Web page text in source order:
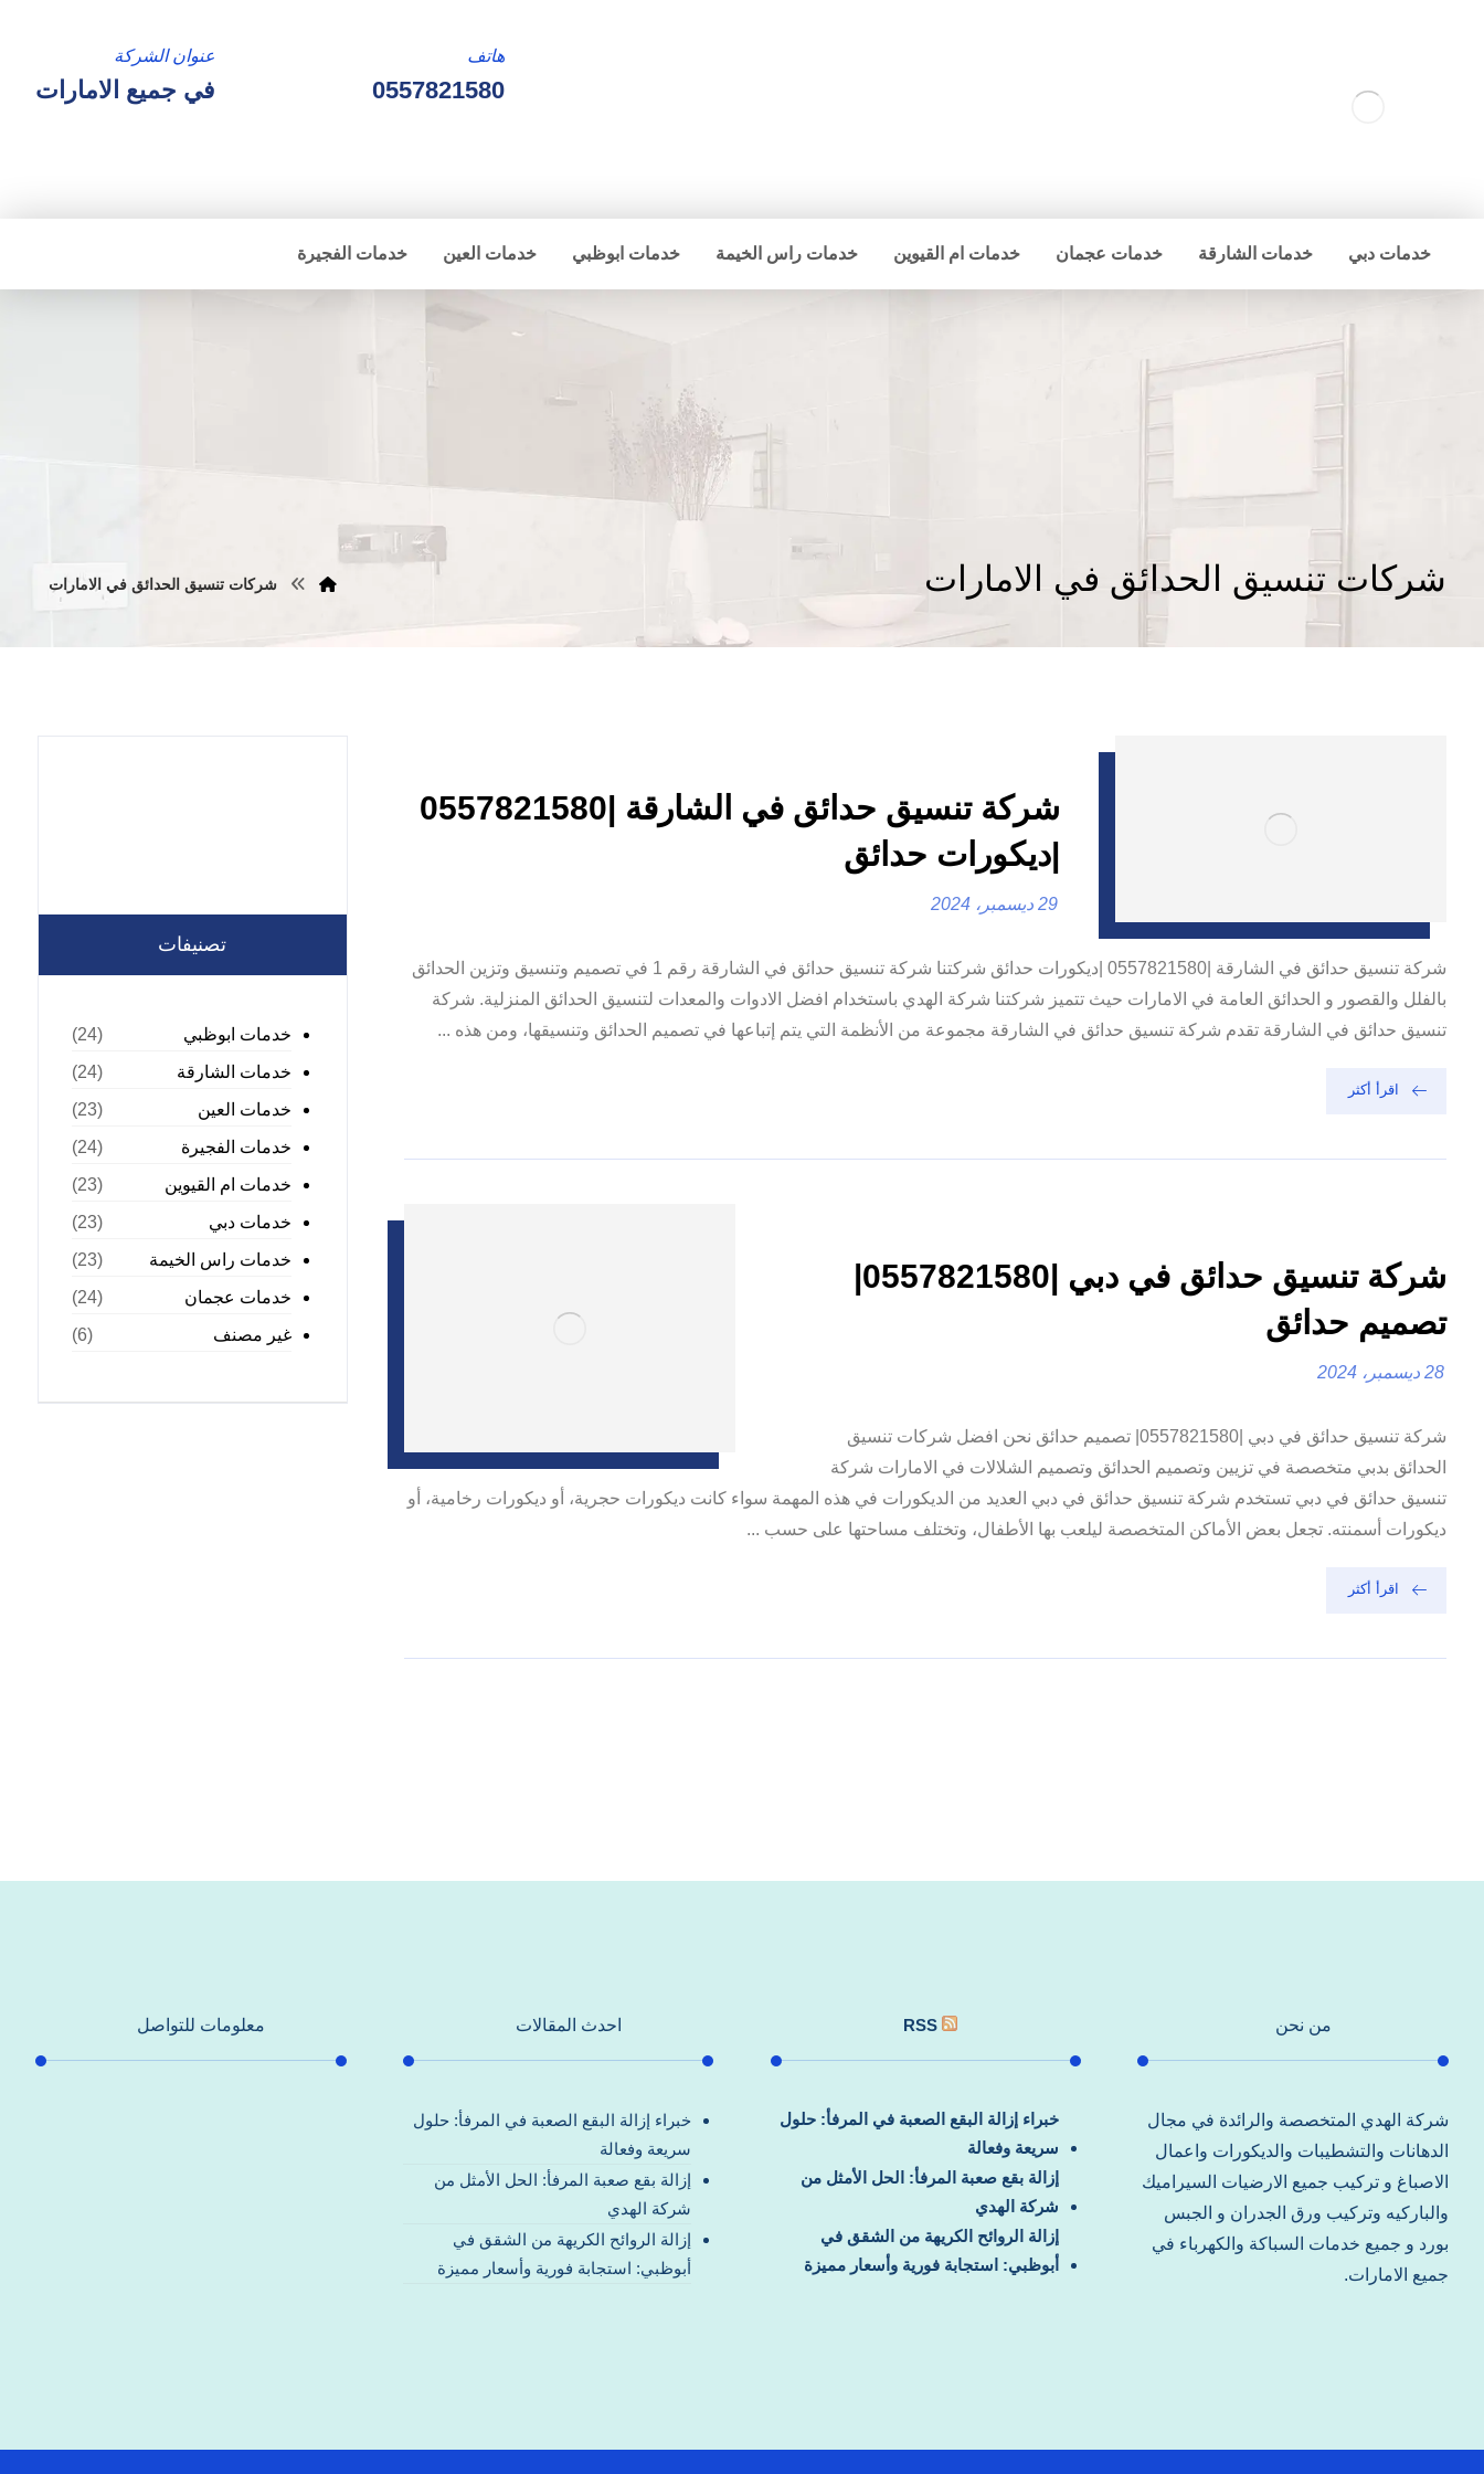
عنوان الشركة
في جميع الامارات
هاتف
0557821580
خدمات دبي خدمات الشارقة خدمات عجمان خدمات ام القيوين خدمات راس الخيمة خدمات ابوظبي خدمات العين خدمات الفجيرة
شركات تنسيق الحدائق في الامارات شركات تنسيق الحدائق في الامارات
شركة تنسيق حدائق في الشارقة |0557821580
|ديكورات حدائق
29 ديسمبر، 2024
شركة تنسيق حدائق في الشارقة |0557821580 |ديكورات حدائق شركتنا شركة تنسيق حدائق في الشارقة رقم 1 في تصميم وتنسيق وتزين الحدائق
بالفلل والقصور و الحدائق العامة في الامارات حيث تتميز شركتنا شركة الهدي باستخدام افضل الادوات والمعدات لتنسيق الحدائق المنزلية. شركة
تنسيق حدائق في الشارقة تقدم شركة تنسيق حدائق في الشارقة مجموعة من الأنظمة التي يتم إتباعها في تصميم الحدائق وتنسيقها، ومن هذه ...
اقرأ أكثر
شركة تنسيق حدائق في دبي |0557821580|
تصميم حدائق
28 ديسمبر، 2024
شركة تنسيق حدائق في دبي |0557821580| تصميم حدائق نحن افضل شركات تنسيق
الحدائق بدبي متخصصة في تزيين وتصميم الحدائق وتصميم الشلالات في الامارات شركة
تنسيق حدائق في دبي تستخدم شركة تنسيق حدائق في دبي العديد من الديكورات في هذه المهمة سواء كانت ديكورات حجرية، أو ديكورات رخامية، أو
ديكورات أسمنته. تجعل بعض الأماكن المتخصصة ليلعب بها الأطفال، وتختلف مساحتها على حسب ...
اقرأ أكثر
تصنيفات
خدمات ابوظبي
(24)
خدمات الشارقة
(24)
خدمات العين
(23)
خدمات الفجيرة
(24)
خدمات ام القيوين
(23)
خدمات دبي
(23)
خدمات راس الخيمة
(23)
خدمات عجمان
(24)
غير مصنف
(6)
من نحن
شركة الهدي المتخصصة والرائدة في مجال
الدهانات والتشطيبات والديكورات واعمال
الاصباغ و تركيب جميع الارضيات السيراميك
والباركيه وتركيب ورق الجدران و الجبس
بورد و جميع خدمات السباكة والكهرباء في
جميع الامارات.
RSS
خبراء إزالة البقع الصعبة في المرفأ: حلول
سريعة وفعالة
إزالة بقع صعبة المرفأ: الحل الأمثل من
شركة الهدي
إزالة الروائح الكريهة من الشقق في
أبوظبي: استجابة فورية وأسعار مميزة
احدث المقالات
خبراء إزالة البقع الصعبة في المرفأ: حلول
سريعة وفعالة
إزالة بقع صعبة المرفأ: الحل الأمثل من
شركة الهدي
إزالة الروائح الكريهة من الشقق في
أبوظبي: استجابة فورية وأسعار مميزة
معلومات للتواصل